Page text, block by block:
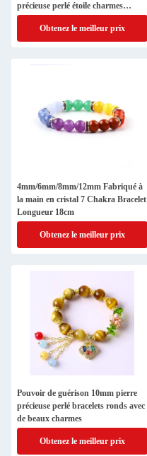
précieuse perlé étoile charmes
pendentifs Boucles d'oreilles
Obtenez le meilleur prix
4mm/6mm/8mm/12mm Fabriqué à
la main en cristal 7 Chakra Bracelet
Longueur 18cm
Obtenez le meilleur prix
Pouvoir de guérison 10mm pierre
précieuse perlé bracelets ronds avec
de beaux charmes
Obtenez le meilleur prix